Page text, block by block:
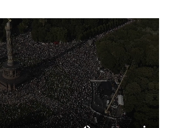
Antwort.
und Berater des ehemaligen US-
Anhörung des US-Senats auf mehr
verweigert. Die juristische
und Ermittlungen klären – auch